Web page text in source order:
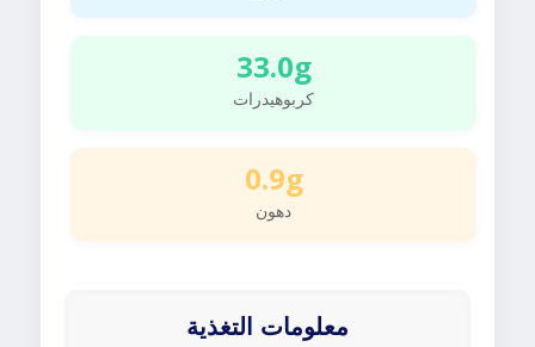
33.0g
كربوهيدرات
0.9g
دهون
معلومات التغذية